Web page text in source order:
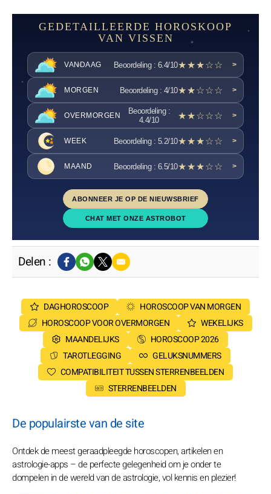
GEDETAILLEERDE HOROSKOOP
VAN VISSEN
VANDAAG Beoordeling : 6.4/10★★★☆☆ >
MORGEN Beoordeling : 4/10★★☆☆☆ >
OVERMORGEN
Beoordeling :
4.4/10
★★☆☆☆ >
WEEK Beoordeling : 5.2/10★★★☆☆ >
MAAND Beoordeling : 6.5/10★★★☆☆ >
ABONNEER JE OP DE NIEUWSBRIEF
CHAT MET ONZE ASTROBOT
Delen :
DAGHOROSCOOP
HOROSCOOP VAN MORGEN
HOROSCOOP VOOR OVERMORGEN
WEKELIJKS
MAANDELIJKS
HOROSCOOP 2026
TAROTLEGGING
GELUKSNUMMERS
COMPATIBILITEIT TUSSEN STERRENBEELDEN
STERRENBEELDEN
De populairste van de site
Ontdek de meest geraadpleegde horoscopen, artikelen en
astrologie-apps – de perfecte gelegenheid om je onder te
dompelen in de wereld van de astrologie, vol kennis en plezier!